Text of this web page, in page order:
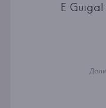
E Guigal